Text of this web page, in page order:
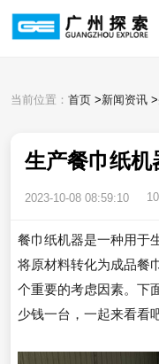
当前位置： 首页 >新闻资讯 >
生产餐巾纸机
2023-10-08 08:59:10
餐巾纸机器是一种用于
将原材料转化为成品餐
个重要的考虑因素。下
少钱一台，一起来看看